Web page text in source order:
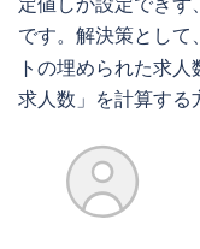
です。解決策として、
トの埋められた求
求人数」を計算する